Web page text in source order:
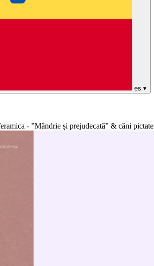
es ▾
- ”Mândrie și prejudecată” & căni pictate